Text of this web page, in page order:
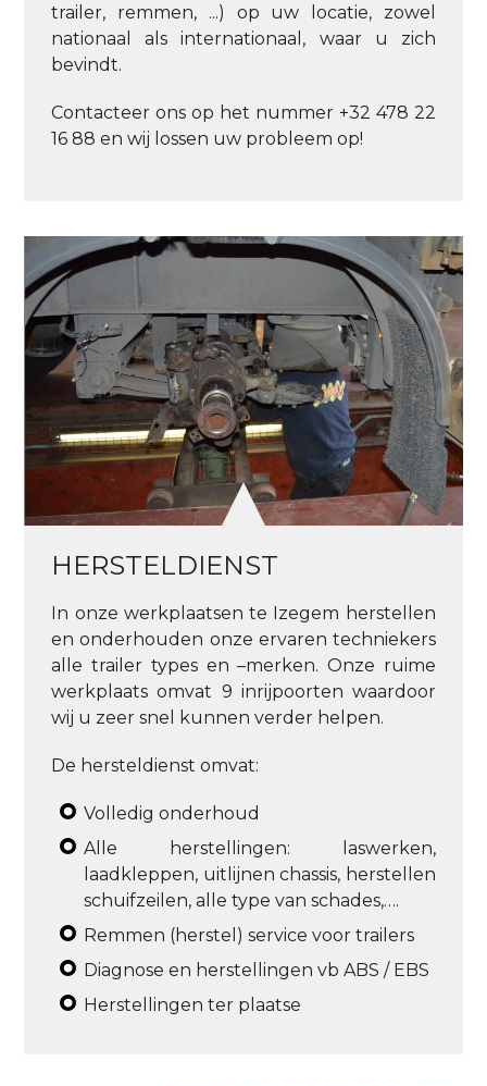
trailer, remmen, ...) op uw locatie, zowel
nationaal als internationaal, waar u zich
bevindt.
Contacteer ons op het nummer +32 478 22
16 88 en wij lossen uw probleem op!
HERSTELDIENST
In onze werkplaatsen te Izegem herstellen
en onderhouden onze ervaren techniekers
alle trailer types en –merken. Onze ruime
werkplaats omvat 9 inrijpoorten waardoor
wij u zeer snel kunnen verder helpen.
De hersteldienst omvat:
Volledig onderhoud
Alle herstellingen: laswerken,
laadkleppen, uitlijnen chassis, herstellen
schuifzeilen, alle type van schades,….
Remmen (herstel) service voor trailers
Diagnose en herstellingen vb ABS / EBS
Herstellingen ter plaatse